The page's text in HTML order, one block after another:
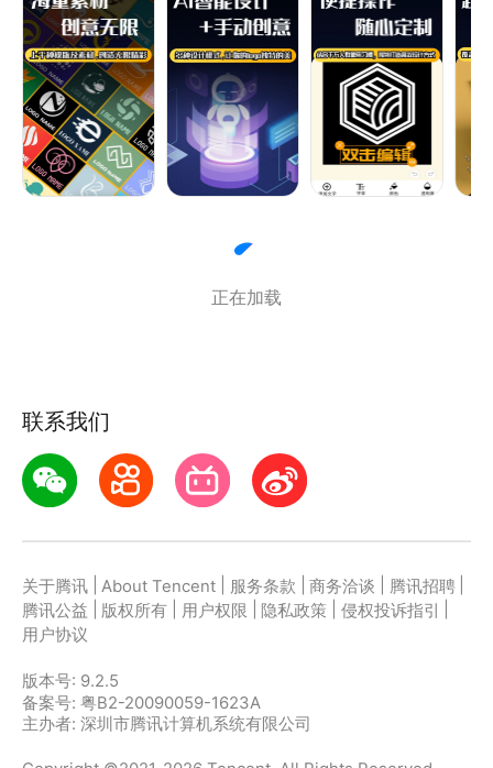
标制作的logo设计软件。
APP内有出自专业设计师创作的几百种可定制logo模
板、字体、图标标志、背景等设计素材资源可供选择；
你只需选择你心仪的设计作品，进行编辑创作，让您的
作品秒变logo maker。
软件特点：
风等超多风格模板任你选，轻松绘制百变logo；
软件功能：
【自由编辑、创意设计】
用户可自由选择logo分类、风格、样式、字体及颜色
各场景预览效果，包括名片、手提袋、门牌、背景墙以
及其它场景展示；
根据您的喜好，自动为您设计出专业的logo图标；
正在加载
联系我们
关于腾讯 About Tencent 服务条款 商务洽谈 腾讯招聘
腾讯公益
版权所有 用户权限 隐私政策 侵权投诉指引
用户协议
版本号: 9.2.5
备案号: 粤B2-20090059-1623A
主办者: 深圳市腾讯计算机系统有限公司